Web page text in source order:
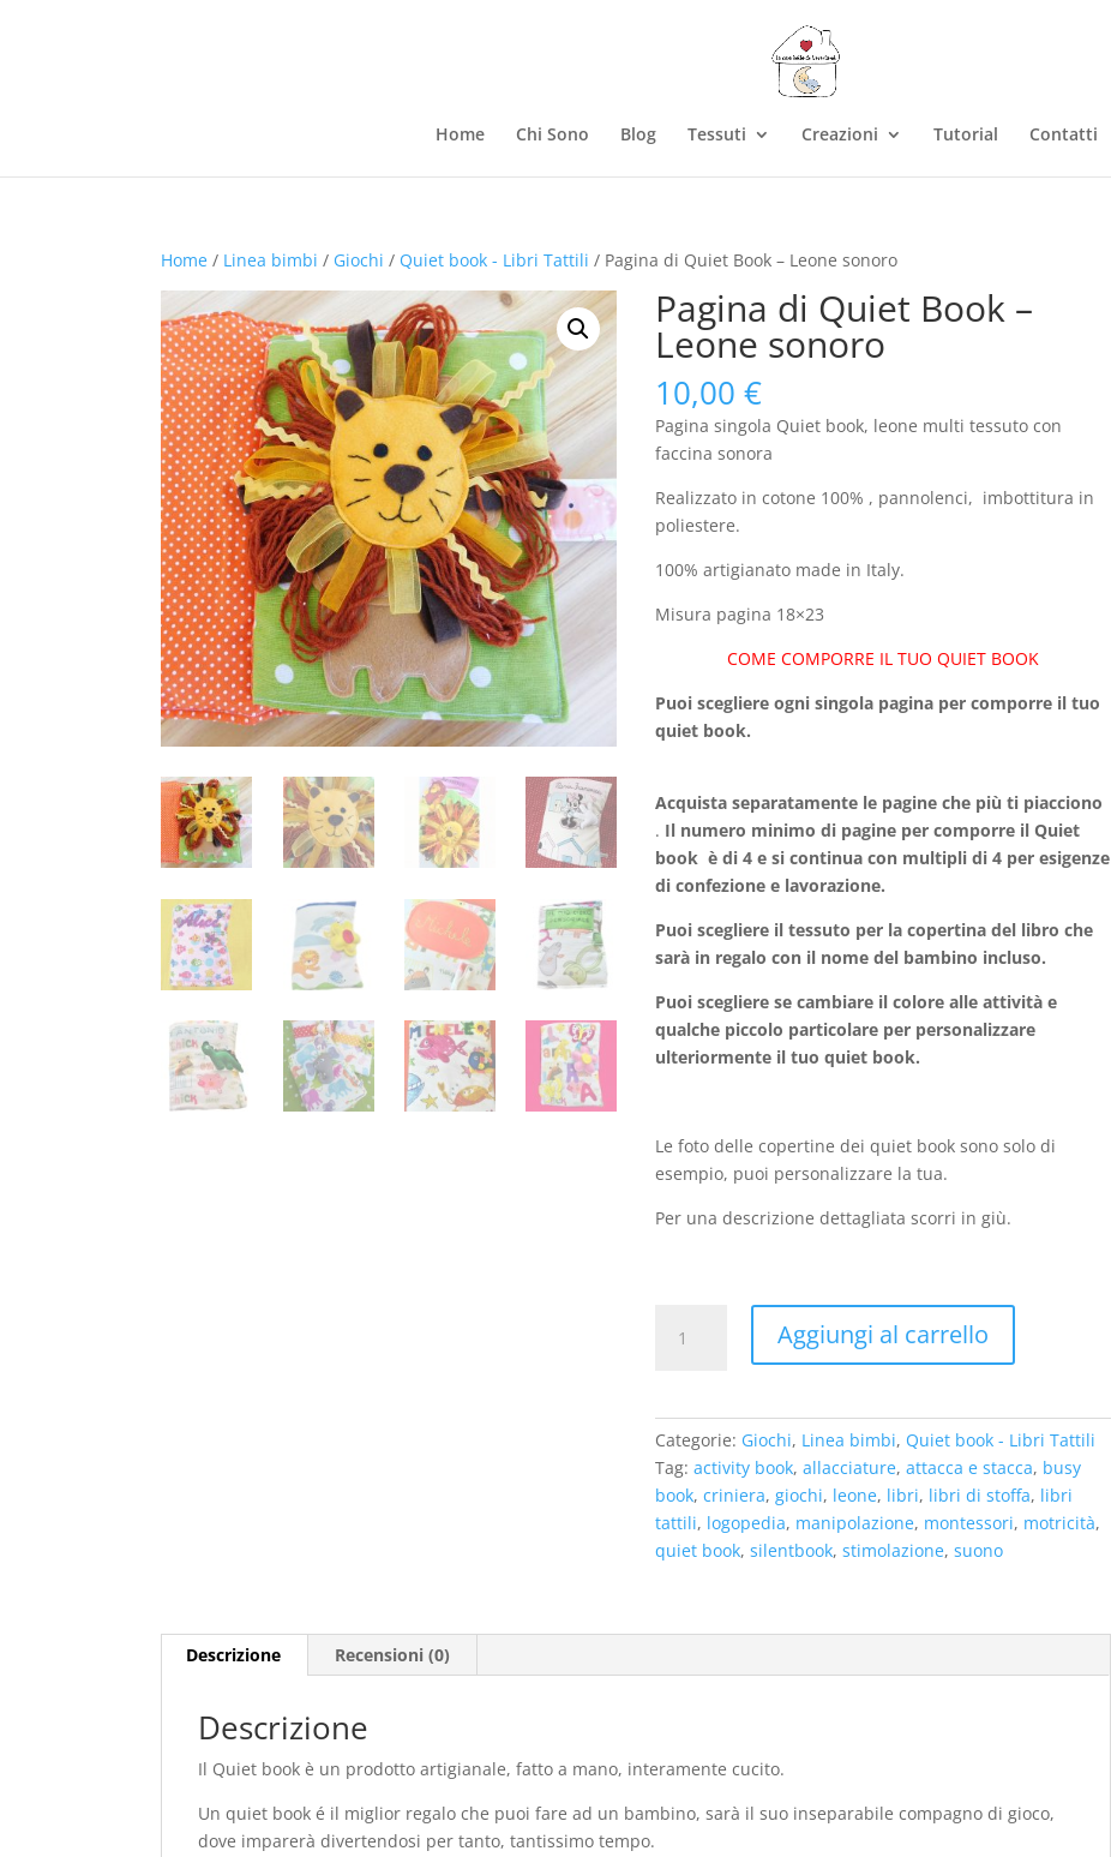
Home Chi Sono Blog Tessuti Creazioni Tutorial Contatti
Home / Linea bimbi / Giochi / Quiet book - Libri Tattili / Pagina di Quiet Book – Leone sonoro
Pagina di Quiet Book –
Leone sonoro
10,00€
Pagina singola Quiet book, leone multi tessuto con
faccina sonora
Realizzato in cotone 100% , pannolenci, imbottitura in
poliestere.
100% artigianato made in Italy.
Misura pagina 18×23
COME COMPORRE IL TUO QUIET BOOK
Puoi scegliere ogni singola pagina per comporre il tuo
quiet book.
Acquista separatamente le pagine che più ti piacciono
. Il numero minimo di pagine per comporre il Quiet
book è di 4 e si continua con multipli di 4 per esigenze
di confezione e lavorazione.
Puoi scegliere il tessuto per la copertina del libro che
sarà in regalo con il nome del bambino incluso.
Puoi scegliere se cambiare il colore alle attività e
qualche piccolo particolare per personalizzare
ulteriormente il tuo quiet book.
Le foto delle copertine dei quiet book sono solo di
esempio, puoi personalizzare la tua.
Per una descrizione dettagliata scorri in giù.
Leone
sonoro
quantità
Aggiungi al carrello
Categorie: Giochi, Linea bimbi, Quiet book - Libri Tattili
Tag:activity book,allacciature,attacca e stacca, busy
book,criniera,giochi, leone, libri, libri di stoffa, libri
tattili, logopedia, manipolazione, montessori, motricità,
quiet book,silentbook,stimolazione,suono
Descrizione Recensioni (0)
Descrizione
Il Quiet book è un prodotto artigianale, fatto a mano, interamente cucito.
Un quiet book é il miglior regalo che puoi fare ad un bambino, sarà il suo inseparabile compagno di gioco,
dove imparerà divertendosi per tanto, tantissimo tempo.